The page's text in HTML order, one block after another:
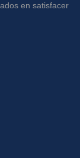
en satisfacer